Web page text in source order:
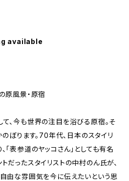
available
原風景・原宿
、今も世界の注目を浴びる原宿。そ
ぼります。70年代、日本のスタイリ
「表参道のヤッコさん」としても有名
だったスタイリストの中村のん氏が、
由な雰囲気を今に伝えたいという思